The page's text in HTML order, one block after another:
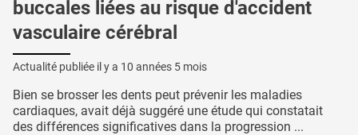
buccales liées au risque d'accident
vasculaire cérébral
Actualité publiée il y a 10 années 5 mois
Bien se brosser les dents peut prévenir les maladies
cardiaques, avait déjà suggéré une étude qui constatait
des différences significatives dans la progression ...